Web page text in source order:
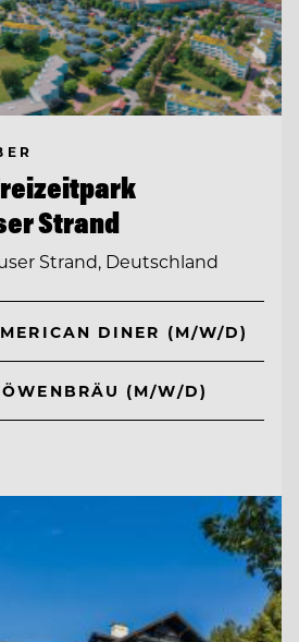
Strand
Strand, Deutschland
DINER (M/W/D)
(M/W/D)